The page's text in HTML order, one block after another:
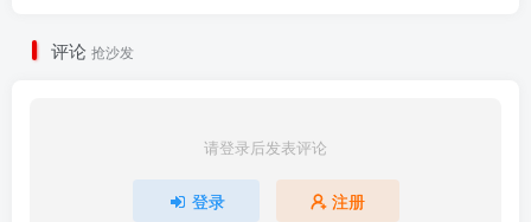
评论 抢沙发
请登录后发表评论
登录 注册